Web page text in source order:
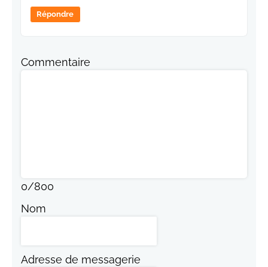
Répondre
Commentaire
0/800
Nom
Adresse de messagerie